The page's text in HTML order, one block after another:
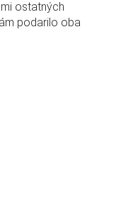
ostatných
podarilo oba